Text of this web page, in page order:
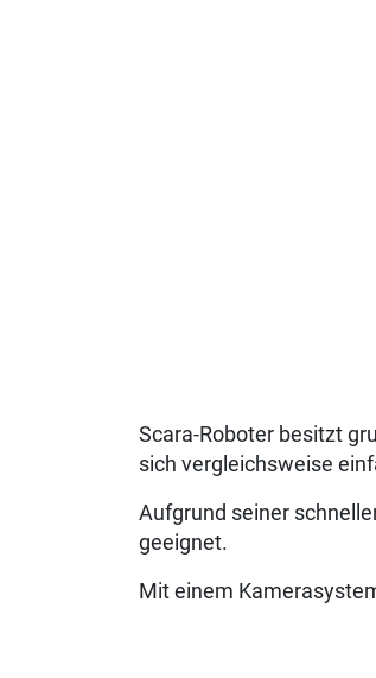
Scara-Roboter besitzt
sich vergleichsweise
Aufgrund seiner
geeignet.
Mit einem